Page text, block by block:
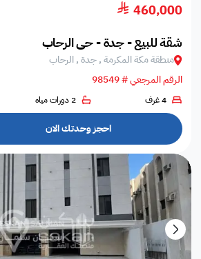
460,000
شقة للبيع - جدة - حي الرحاب
منطقة مكة المكرمة , جدة , الرحاب
الرقم المرجعي # 98549
4 غرف 2 دورات مياه
احجز وحدتك الان